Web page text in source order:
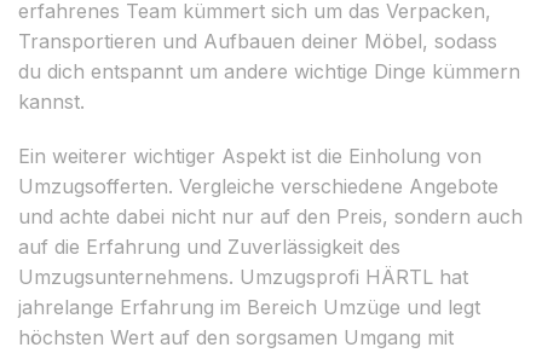
erfahrenes Team kümmert sich um das Verpacken,
Transportieren und Aufbauen deiner Möbel, sodass
du dich entspannt um andere wichtige Dinge kümmern
kannst.
Ein weiterer wichtiger Aspekt ist die Einholung von
Umzugsofferten. Vergleiche verschiedene Angebote
und achte dabei nicht nur auf den Preis, sondern auch
auf die Erfahrung und Zuverlässigkeit des
Umzugsunternehmens. Umzugsprofi HÄRTL hat
jahrelange Erfahrung im Bereich Umzüge und legt
höchsten Wert auf den sorgsamen Umgang mit